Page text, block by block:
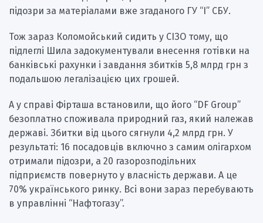
підозри за матеріалами вже згаданого ГУ “І” СБУ.
Тож зараз Коломойський сидить у СІЗО тому, що
підлеглі Шила задокументували внесення готівки на
банківські рахунки і завдання збитків 5,8 млрд грн з
подальшою легалізацією цих грошей.
А у справі Фірташа встановили, що його “DF Group”
безоплатно споживала природний газ, який належав
державі. Збитки від цього сягнули 4,2 млрд грн. У
результаті: 16 посадовців включно з самим олігархом
отримали підозри, а 20 газорозподільних
підприємств повернуто у власність держави. А це
70% українського ринку. Всі вони зараз перебувають
в управлінні “Нафтогазу”.